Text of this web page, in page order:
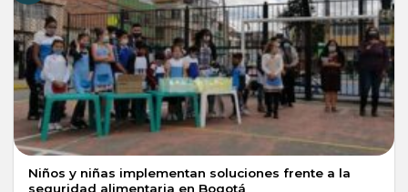
Niños y niñas implementan soluciones frente a la
seguridad alimentaria en Bogotá